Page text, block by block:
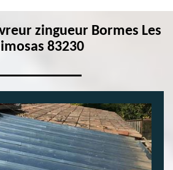
zingueur Bormes Les
83230